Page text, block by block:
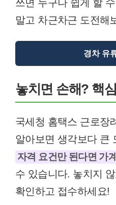
쓰면 누구나 쉽게 할
말고 차근차근 도전해
경차 유
놓치면 손해? 핵
국세청 홈택스 근로장
알아보면 생각보다 큰
자격 요건만 된다면 가
수 있습니다. 놓치지
확인하고 접수하세요!